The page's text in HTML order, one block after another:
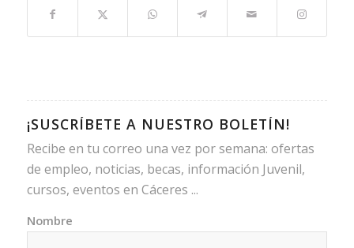
¡SUSCRÍBETE A NUESTRO BOLETÍN!
Recibe en tu correo una vez por semana: ofertas
de empleo, noticias, becas, información Juvenil,
cursos, eventos en Cáceres ...
Nombre